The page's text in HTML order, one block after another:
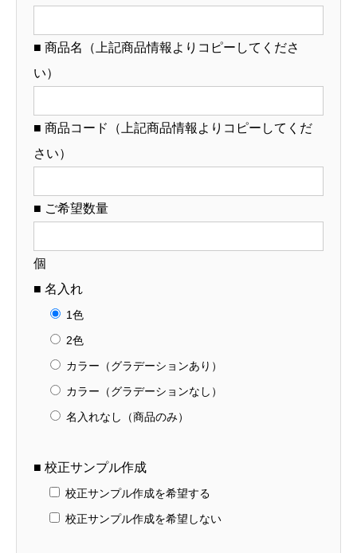
制
作）
【12-
個
■ 商品名（上記商品情報よりコピーしてくださ
い）
■ 商品コード（上記商品情報よりコピーしてくだ
さい）
■ ご希望数量
個
■ 名入れ
1色
2色
カラー（グラデーションあり）
カラー（グラデーションなし）
名入れなし（商品のみ）
■ 校正サンプル作成
校正サンプル作成を希望する
校正サンプル作成を希望しない